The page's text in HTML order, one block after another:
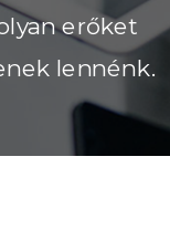
erőket
lennénk.